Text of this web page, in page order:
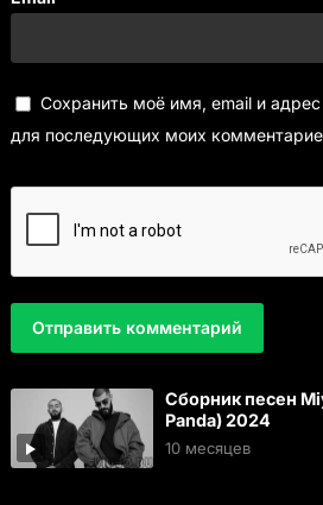
Сохранить моё имя, email и
для последующих моих
Сборник песен
Panda) 2024
10 месяцев